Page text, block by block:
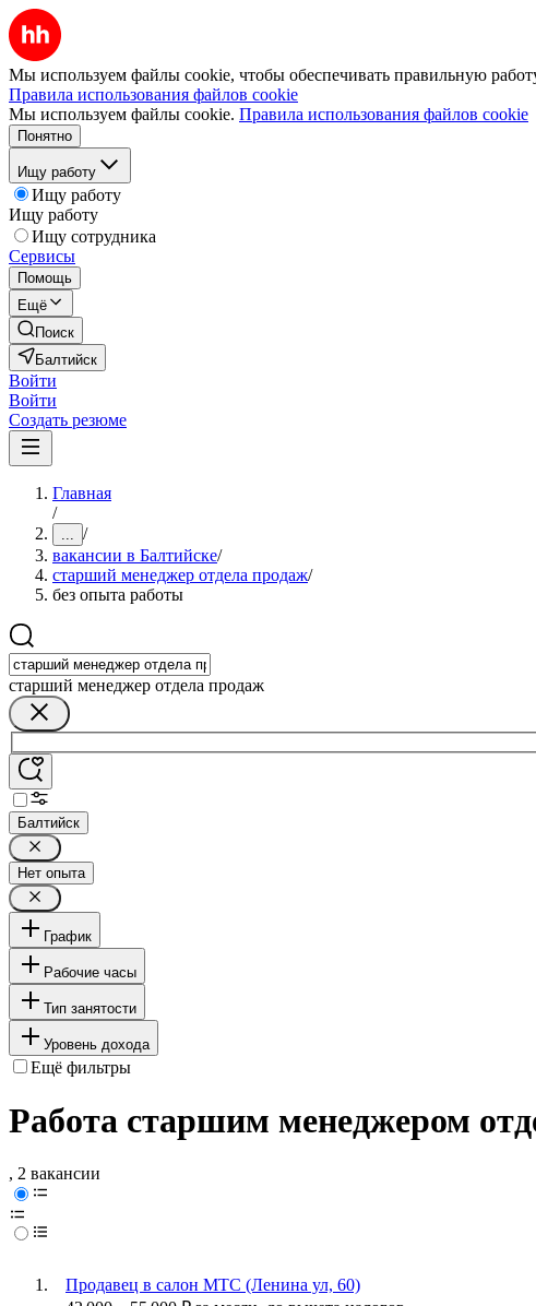
Мы используем файлы cookie, чтобы обеспечивать правильную
Правила использования файлов cookie
Мы используем файлы cookie. Правила использования файлов cookie
Понятно
Ищу работу
Ищу работу
Ищу работу
Ищу сотрудника
Сервисы
Помощь
Ещё
Поиск
Балтийск
Войти
Войти
Создать резюме
Главная
/
... /
вакансии в Балтийске/
старший менеджер отдела продаж/
без опыта работы
старший менеджер отдела продаж
Балтийск
Нет опыта
График
Рабочие часы
Тип занятости
Уровень дохода
Ещё фильтры
Работа старшим менеджером
, 2 вакансии
Продавец в салон МТС (Ленина ул, 60)